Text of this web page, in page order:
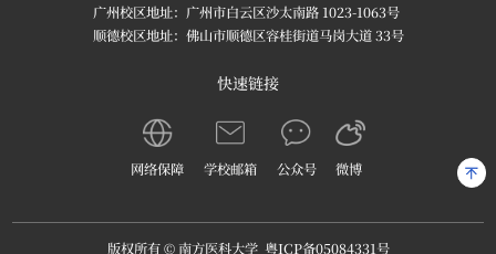
广州校区地址：广州市白云区沙太南路 1023-1063号
顺德校区地址：佛山市顺德区容桂街道马岗大道 33号
快速链接
网络保障 学校邮箱 公众号 微博
版权所有 © 南方医科大学 粤ICP备05084331号